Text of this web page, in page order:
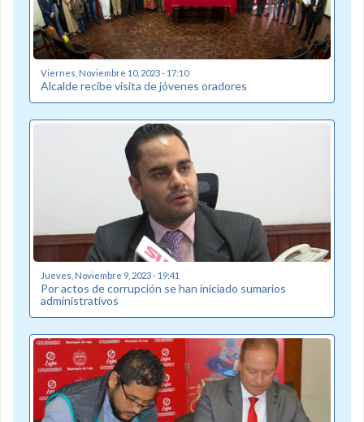
Viernes, Noviembre 10, 2023 - 17:10
Alcalde recibe visita de jóvenes oradores
Jueves, Noviembre 9, 2023 - 19:41
Por actos de corrupción se han iniciado sumarios
administrativos